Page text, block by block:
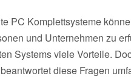
PC Komplettsysteme
und Unternehmen zu
Systems viele Vorteile.
diese Fragen